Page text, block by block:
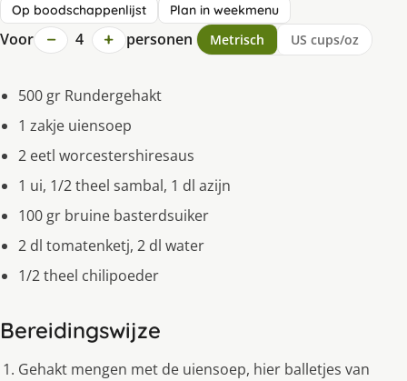
Op boodschappenlijst Plan in weekmenu
Voor − 4 + personen Metrisch US cups/oz
500 gr Rundergehakt
1 zakje uiensoep
2 eetl worcestershiresaus
1 ui, 1/2 theel sambal, 1 dl azijn
100 gr bruine basterdsuiker
2 dl tomatenketj, 2 dl water
1/2 theel chilipoeder
Bereidingswijze
Gehakt mengen met de uiensoep, hier balletjes van